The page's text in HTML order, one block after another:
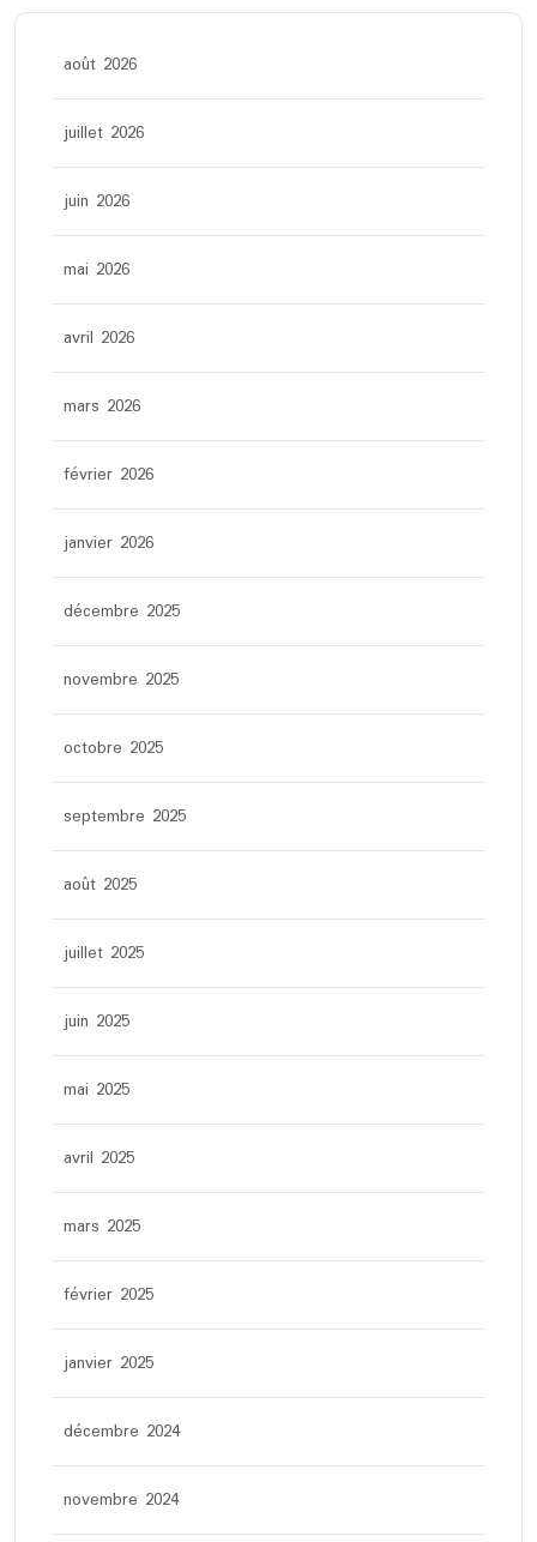
août 2026
juillet 2026
juin 2026
mai 2026
avril 2026
mars 2026
février 2026
janvier 2026
décembre 2025
novembre 2025
octobre 2025
septembre 2025
août 2025
juillet 2025
juin 2025
mai 2025
avril 2025
mars 2025
février 2025
janvier 2025
décembre 2024
novembre 2024